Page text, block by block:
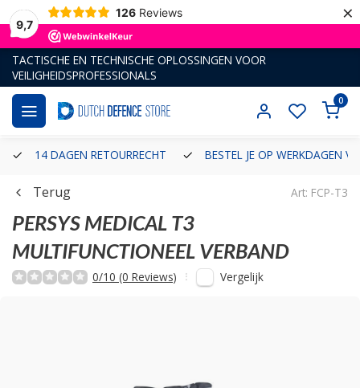
9,7
126 Reviews ×
TACTISCHE EN TECHNISCHE OPLOSSINGEN VOOR
VEILIGHEIDSPROFESSIONALS
0
14 DAGEN RETOURRECHT BESTEL JE OP WERKDAGEN
Terug Art: FCP-T3
PERSYS MEDICAL T3
MULTIFUNCTIONEEL VERBAND
0/10 (0 Reviews) Vergelijk